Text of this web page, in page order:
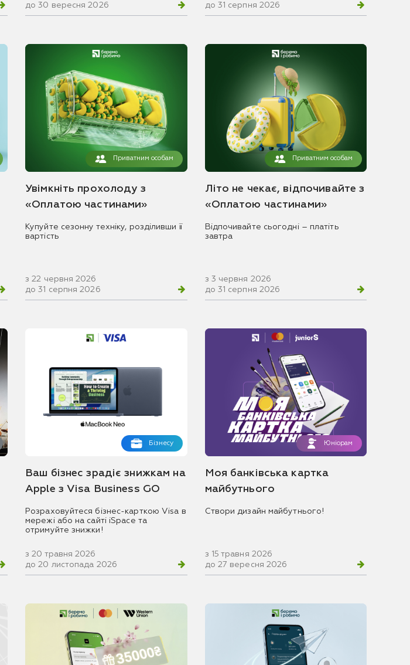
до 30 вересня 2026
до 31 серпня 2026
Приватним особам
Увімкніть прохолоду з
«Оплатою частинами»
Купуйте сезонну техніку, розділивши її
вартість
з 22 червня 2026
до 31 серпня 2026
Приватним особам
Літо не чекає, відпочивайте з
«Оплатою частинами»
Відпочивайте сьогодні – платіть
завтра
з 3 червня 2026
до 31 серпня 2026
Бізнесу
Ваш бізнес зрадіє знижкам на
Apple з Visa Business GO
Розраховуйтеся бізнес-карткою Visa в
мережі або на сайті iSpace та
отримуйте знижки!
з 20 травня 2026
до 20 листопада 2026
Юніорам
Моя банківська картка
майбутнього
Створи дизайн майбутнього!
з 15 травня 2026
до 27 вересня 2026